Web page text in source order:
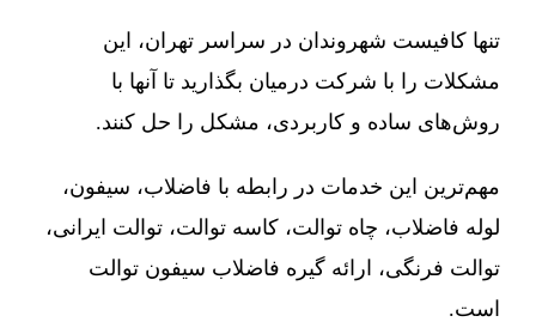
تنها کافیست شهروندان در سراسر تهران، این
مشکلات را با شرکت درمیان بگذارید تا آنها با
روش‌های ساده و کاربردی، مشکل را حل کنند.
مهم‌ترین این خدمات در رابطه با فاضلاب، سیفون،
لوله فاضلاب، چاه توالت، کاسه توالت، توالت ایرانی،
توالت فرنگی، ارائه گیره فاضلاب سیفون توالت
است.